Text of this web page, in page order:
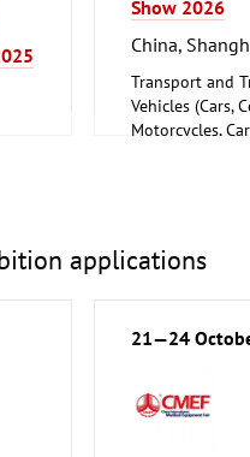
Show 2026
China,
Transport and
Vehicles (Cars,
Motorcycles,
applications
21—24